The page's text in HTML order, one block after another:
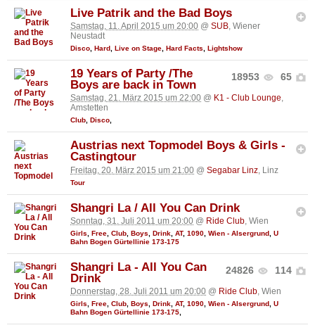
Live Patrik and the Bad Boys
Samstag, 11. April 2015 um 20:00 @ SUB, Wiener
Neustadt
Disco Hard Live on Stage Hard Facts Lightshow
18953 65
19 Years of Party /The
Boys are back in Town
Samstag, 21. März 2015 um 22:00 @ K1 - Club Lounge,
Amstetten
Club, Disco,
Austrias next Topmodel Boys & Girls -
Castingtour
Freitag, 20. März 2015 um 21:00 @ Segabar Linz , Linz
Tour
Shangri La / All You Can Drink
Sonntag, 31. Juli 2011 um 20:00 @ Ride Club, Wien
Girls Free Club Boys Drink AT, 1090 Wien - Alsergrund U
Bahn Bogen Gürtellinie 173-175
24826 114
Shangri La - All You Can
Drink
Donnerstag, 28. Juli 2011 um 20:00 @ Ride Club, Wien
Girls, Free, Club, Boys, Drink, AT, 1090, Wien - Alsergrund, U
Bahn Bogen Gürtellinie 173-175,